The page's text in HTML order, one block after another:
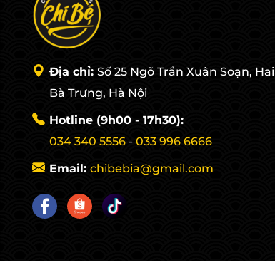
Địa chỉ: Số 25 Ngõ Trần Xuân Soạn, Hai
Bà Trưng, Hà Nội
Hotline (9h00 - 17h30):
034 340 5556 - 033 996 6666
Email: chibebia@gmail.com